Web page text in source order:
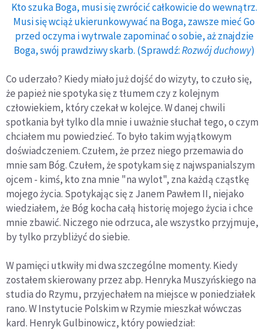
Kto szuka Boga, musi się zwrócić całkowicie do wewnątrz.
Musi się wciąż ukierunkowywać na Boga, zawsze mieć Go
przed oczyma i wytrwale zapominać o sobie, aż znajdzie
Boga, swój prawdziwy skarb. (Sprawdź:Rozwój duchowy)
Co uderzało? Kiedy miało już dojść do wizyty, to czuło się,
że papież nie spotyka się z tłumem czy z kolejnym
człowiekiem, który czekał w kolejce. W danej chwili
spotkania był tylko dla mnie i uważnie słuchał tego, o czym
chciałem mu powiedzieć. To było takim wyjątkowym
doświadczeniem. Czułem, że przez niego przemawia do
mnie sam Bóg. Czułem, że spotykam się z najwspanialszym
ojcem - kimś, kto zna mnie "na wylot", zna każdą cząstkę
mojego życia. Spotykając się z Janem Pawłem II, niejako
wiedziałem, że Bóg kocha całą historię mojego życia i chce
mnie zbawić. Niczego nie odrzuca, ale wszystko przyjmuje,
by tylko przybliżyć do siebie.
W pamięci utkwiły mi dwa szczególne momenty. Kiedy
zostałem skierowany przez abp. Henryka Muszyńskiego na
studia do Rzymu, przyjechałem na miejsce w poniedziałek
rano. W Instytucie Polskim w Rzymie mieszkał wówczas
kard. Henryk Gulbinowicz, który powiedział: